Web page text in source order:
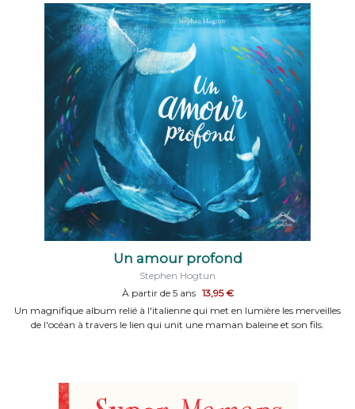
Un amour profond
Stephen Hogtun
À partir de 5 ans 13,95 €
Un magnifique album relié à l'italienne qui met en lumière les merveilles
de l'océan à travers le lien qui unit une maman baleine et son fils.